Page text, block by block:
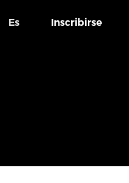
Es Inscribirse